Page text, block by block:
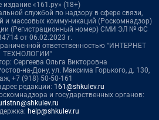
издание «161.ру» (18+)
службой по надзору в сфере связи,
и массовых коммуникаций (Роскомнадзор)
(Регистрационный номер) СМИ ЭЛ № ФС
от 06.02.2023 г.
ответственностью "ИНТЕРНЕТ
ТЕХНОЛОГИИ"
Сергеева Ольга Викторовна
на-Дону, ул. Максима Горького, д. 130,
+7 (918) 50-50-161
редакции: 161@shkulev.ru
и государственных органов:
help@shkulev.ru